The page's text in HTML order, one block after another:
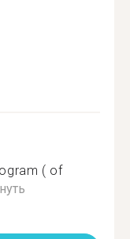
( of